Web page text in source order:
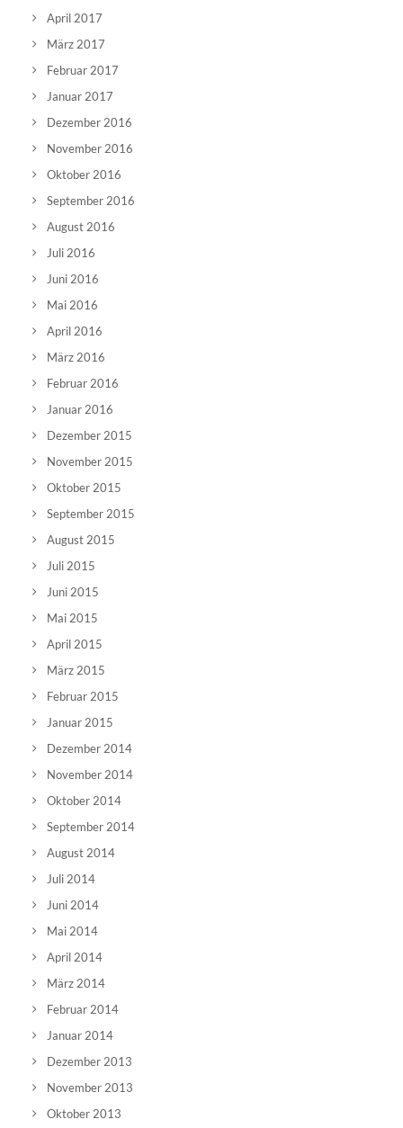
April 2017
März 2017
Februar 2017
Januar 2017
Dezember 2016
November 2016
Oktober 2016
September 2016
August 2016
Juli 2016
Juni 2016
Mai 2016
April 2016
März 2016
Februar 2016
Januar 2016
Dezember 2015
November 2015
Oktober 2015
September 2015
August 2015
Juli 2015
Juni 2015
Mai 2015
April 2015
März 2015
Februar 2015
Januar 2015
Dezember 2014
November 2014
Oktober 2014
September 2014
August 2014
Juli 2014
Juni 2014
Mai 2014
April 2014
März 2014
Februar 2014
Januar 2014
Dezember 2013
November 2013
Oktober 2013